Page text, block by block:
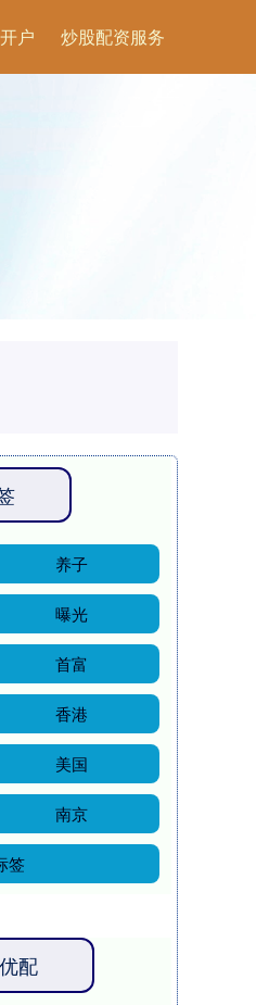
户 炒股配资服务
养子
曝光
首富
香港
美国
南京
签
配